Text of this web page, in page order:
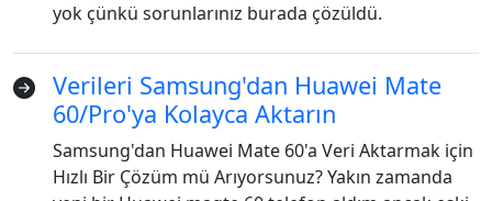
yok çünkü sorunlarınız burada çözüldü.
Verileri Samsung'dan Huawei Mate
60/Pro'ya Kolayca Aktarın
Samsung'dan Huawei Mate 60'a Veri Aktarmak için
Hızlı Bir Çözüm mü Arıyorsunuz? Yakın zamanda